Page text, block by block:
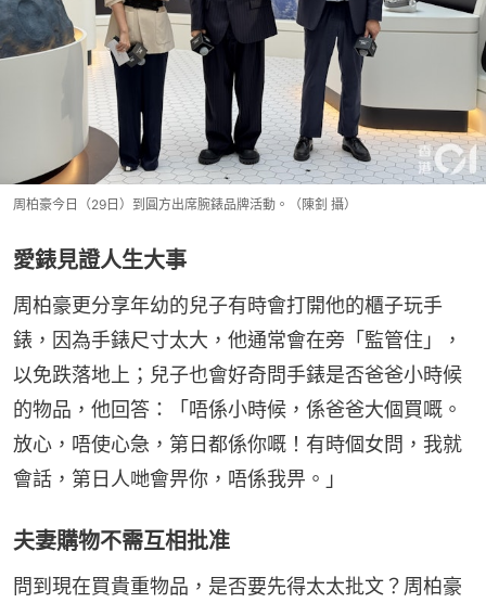
周柏豪今日（29日）到圓方出席腕錶品牌活動。（陳釗 攝）
愛錶見證人生大事
周柏豪更分享年幼的兒子有時會打開他的櫃子玩手
錶，因為手錶尺寸太大，他通常會在旁「監管住」，
以免跌落地上；兒子也會好奇問手錶是否爸爸小時候
的物品，他回答：「唔係小時候，係爸爸大個買嘅。
放心，唔使心急，第日都係你嘅！有時個女問，我就
會話，第日人哋會畀你，唔係我畀。」
夫妻購物不需互相批准
問到現在買貴重物品，是否要先得太太批文？周柏豪